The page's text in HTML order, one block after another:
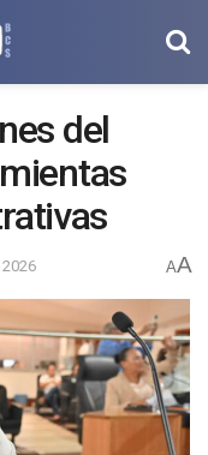
del
AA